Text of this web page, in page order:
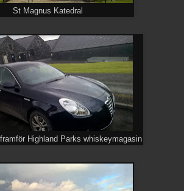
St Magnus Katedral
Highland Parks whiskeymagasin